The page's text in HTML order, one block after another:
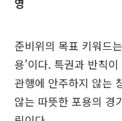
준비위의 목표 키워드
용'이다. 특권과 반칙
관행에 안주하지 않는
않는 따뜻한 포용의 경